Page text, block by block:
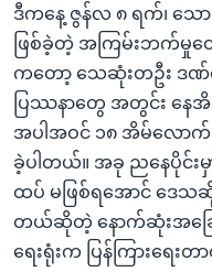
ဒီကနေ့ ဇွန်လ ၈ ရက်၊ သေ
ဖြစ်ခဲ့တဲ့ အကြမ်းဘက်မှု
ကတော့ သေဆုံးတဦး ဒဏ်
ပြဿနာတွေ အတွင်း နေ
အပါအဝင် ၁၈ အိမ်လောက်
ခဲ့ပါတယ်။ အခု ညနေပိုင်း
ထပ် မဖြစ်ရအောင် ဒေသ
တယ်ဆိုတဲ့ နောက်ဆုံးအခြ
ရေးရုံးက ပြန်ကြားရေးတ